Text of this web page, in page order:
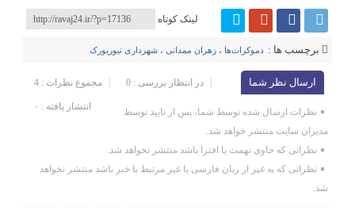
لینک کوتاه
برچسب ها : دموکرات‌ها ،زهران ممدانی ،شهرداری نیوریورک
ارسال نظر شما مجموع نظرات : 4 در انتظار بررسی : 0
انتشار یافته : ۰
نظرات ارسال شده توسط شما، پس از تایید توسط
مدیران سایت منتشر خواهد شد.
نظراتی که حاوی تهمت یا افترا باشد منتشر نخواهد شد.
نظراتی که به غیر از زبان فارسی یا غیر مرتبط با خبر باشد منتشر نخواهد
شد.